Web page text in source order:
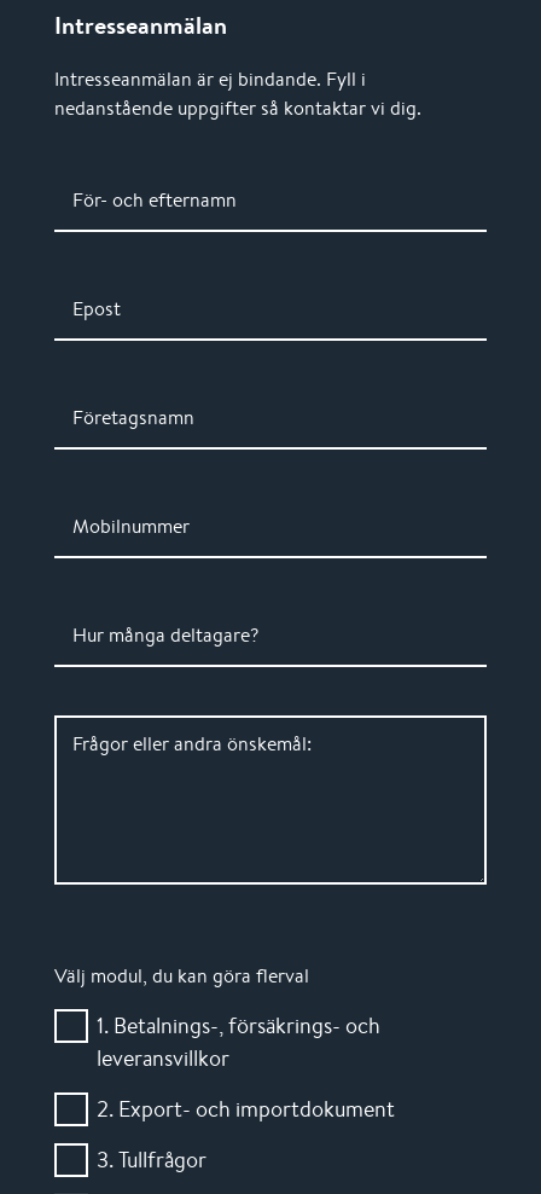
Intresseanmälan
Intresseanmälan är ej bindande. Fyll i
nedanstående uppgifter så kontaktar vi dig.
För- och efternamn
Epost
Företagsnamn
Mobilnummer
Hur många deltagare?
Frågor eller andra önskemål:
Välj modul, du kan göra flerval
1. Betalnings-, försäkrings- och
leveransvillkor
2. Export- och importdokument
3. Tullfrågor